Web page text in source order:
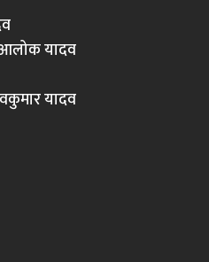
यादव
यादव